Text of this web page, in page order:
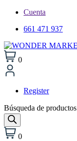
Cuenta
661 471 937
0
Register
Búsqueda de productos
0